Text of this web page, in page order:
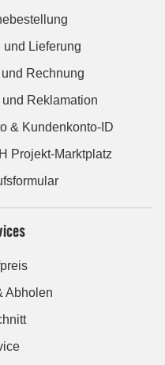
und Lieferung
Rechnung
Reklamation
& Kundenkonto-ID
Projekt-Marktplatz
Abholen